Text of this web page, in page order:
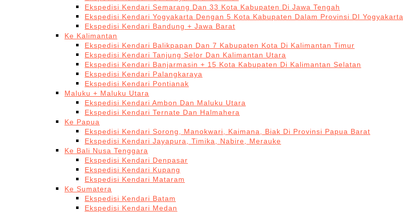
Ekspedisi Kendari Semarang Dan 33 Kota Kabupaten Di Jawa Tengah
Ekspedisi Kendari Yogyakarta Dengan 5 Kota Kabupaten Dalam Provinsi DI Yogyakarta
Ekspedisi Kendari Bandung + Jawa Barat
Ke Kalimantan
Ekspedisi Kendari Balikpapan Dan 7 Kabupaten Kota Di Kalimantan Timur
Ekspedisi Kendari Tanjung Selor Dan Kalimantan Utara
Ekspedisi Kendari Banjarmasin + 15 Kota Kabupaten Di Kalimantan Selatan
Ekspedisi Kendari Palangkaraya
Ekspedisi Kendari Pontianak
Maluku + Maluku Utara
Ekspedisi Kendari Ambon Dan Maluku Utara
Ekspedisi Kendari Ternate Dan Halmahera
Ke Papua
Ekspedisi Kendari Sorong, Manokwari, Kaimana, Biak Di Provinsi Papua Barat
Ekspedisi Kendari Jayapura, Timika, Nabire, Merauke
Ke Bali Nusa Tenggara
Ekspedisi Kendari Denpasar
Ekspedisi Kendari Kupang
Ekspedisi Kendari Mataram
Ke Sumatera
Ekspedisi Kendari Batam
Ekspedisi Kendari Medan